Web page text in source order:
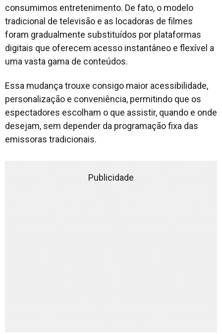
consumimos entretenimento. De fato, o modelo
tradicional de televisão e as locadoras de filmes
foram gradualmente substituídos por plataformas
digitais que oferecem acesso instantâneo e flexível a
uma vasta gama de conteúdos.
Essa mudança trouxe consigo maior acessibilidade,
personalização e conveniência, permitindo que os
espectadores escolham o que assistir, quando e onde
desejam, sem depender da programação fixa das
emissoras tradicionais.
Publicidade